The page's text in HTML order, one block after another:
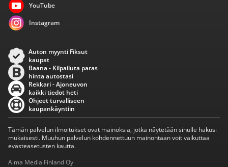
YouTube
Instagram
Auton myynti Fiksut
kaupat
Baana - Kilpailuta paras
hinta autostasi
Rekkari - Ajoneuvon
kaikki tiedot heti
Ohjeet turvalliseen
kaupankäyntiin
Tämän palvelun ilmoitukset ovat mainoksia, jotka näytetään sinulle hakusi
mukaisesti. Muuhun palvelun kohdennettuun mainontaan voit vaikuttaa
evästeasetusten kautta.
Alma Media Finland Oy